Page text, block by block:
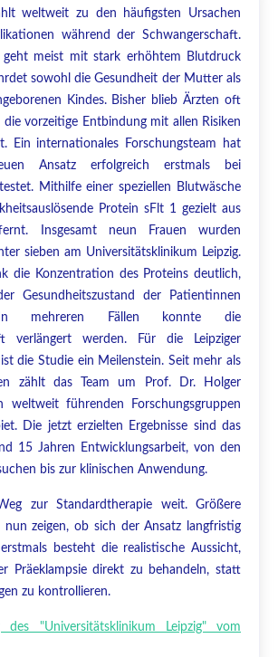
weltweit zu den häufigsten Ursachen
während der Schwangerschaft.
geht meist mit stark erhöhtem Blutdruck
sowohl die Gesundheit der Mutter als
Kindes. Bisher blieb Ärzten oft
vorzeitige Entbindung mit allen Risiken
Ein internationales Forschungsteam hat
Ansatz erfolgreich erstmals bei
Mithilfe einer speziellen Blutwäsche
Protein sFlt 1 gezielt aus
Insgesamt neun Frauen wurden
sieben am Universitätsklinikum Leipzig.
die Konzentration des Proteins deutlich,
Gesundheitszustand der Patientinnen
In mehreren Fällen konnte die
verlängert werden. Für die Leipziger
die Studie ein Meilenstein. Seit mehr als
zählt das Team um Prof. Dr. Holger
weltweit führenden Forschungsgruppen
Die jetzt erzielten Ergebnisse sind das
15 Jahren Entwicklungsarbeit, von den
bis zur klinischen Anwendung.
zur Standardtherapie weit. Größere
nun zeigen, ob sich der Ansatz langfristig
besteht die realistische Aussicht,
Präeklampsie direkt zu behandeln, statt
zu kontrollieren.
des "Universitätsklinikum Leipzig" vom